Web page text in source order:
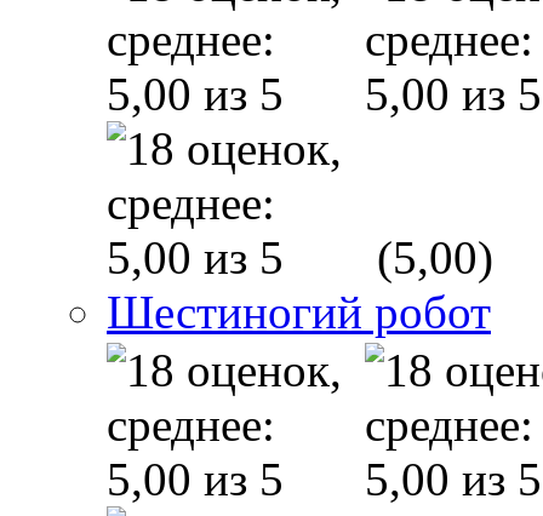
(5,00)
Шестиногий робот